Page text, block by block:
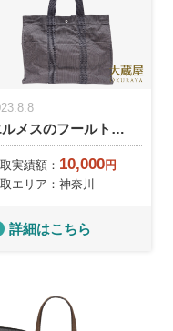
ルメスのフールト…
実績額： 10,000円
エリア：神奈川
詳細はこちら